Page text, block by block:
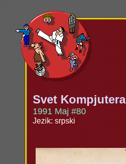
Svet Kompjutera
1991 Maj #80
Jezik: srpski